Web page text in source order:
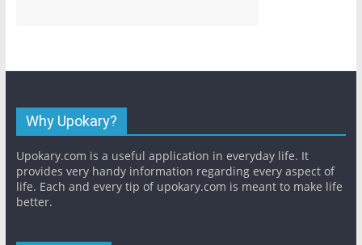
Why Upokary?
Upokary.com is a useful application in everyday life. It
provides very handy information regarding every aspect of
life. Each and every tip of upokary.com is meant to make life
better.